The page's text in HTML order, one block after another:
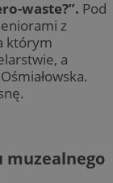
waste?”. Pod
z
którym
a
muzealnego